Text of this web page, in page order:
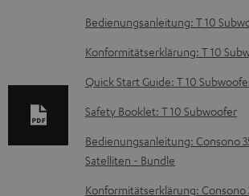
D
o
m
e
n
Bedienungsanleitung: T 10
Konformitätserklärung: T 10
Quick Start Guide: T 10
Safety Booklet: T 10 Subwoofer
Bedienungsanleitung: Consono
Satelliten - Bundle
Konformitätserklärung: Consono